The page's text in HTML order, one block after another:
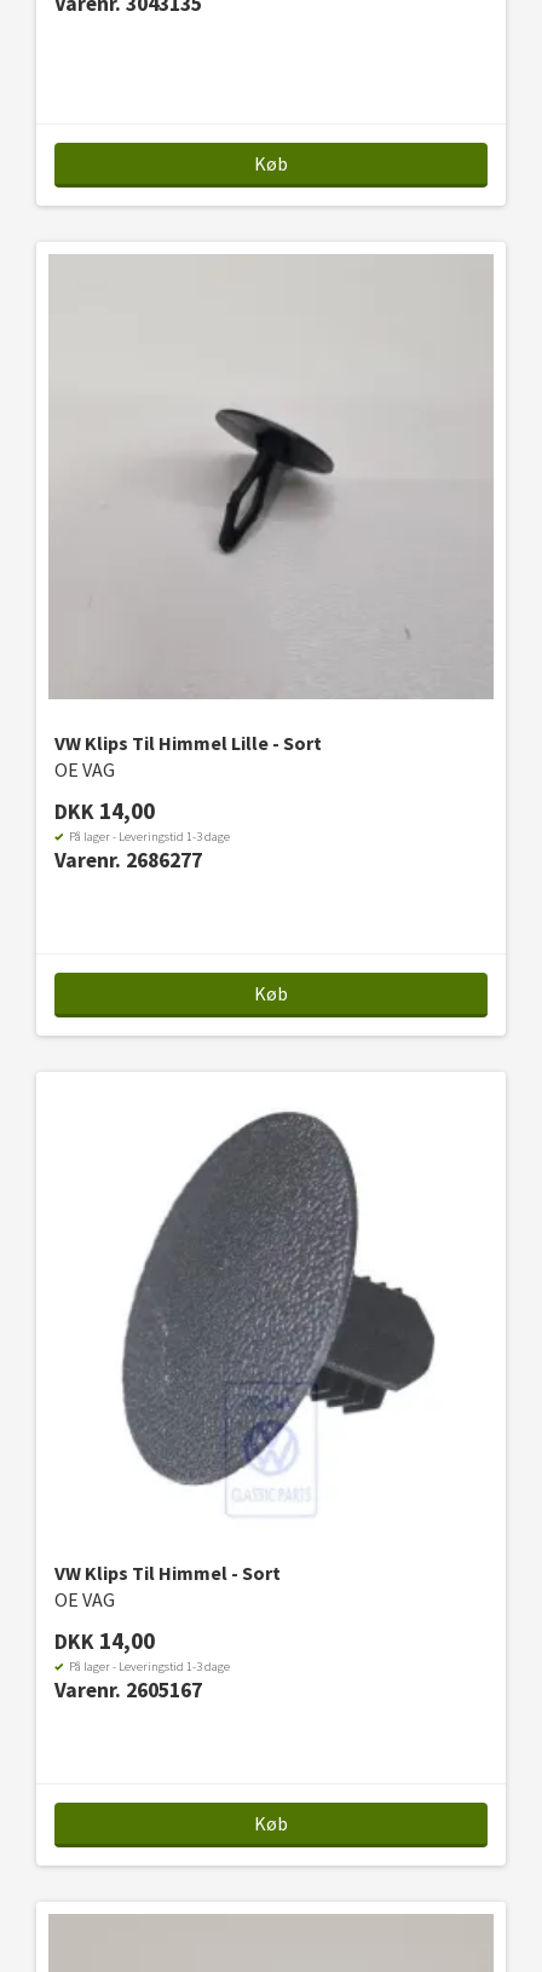
Køb
VW Klips Til Himmel Lille - Sort
OE VAG
DKK 14,00
På lager - Leveringstid 1-3 dage
Varenr. 2686277
Køb
VW Klips Til Himmel - Sort
OE VAG
DKK 14,00
På lager - Leveringstid 1-3 dage
Varenr. 2605167
Køb